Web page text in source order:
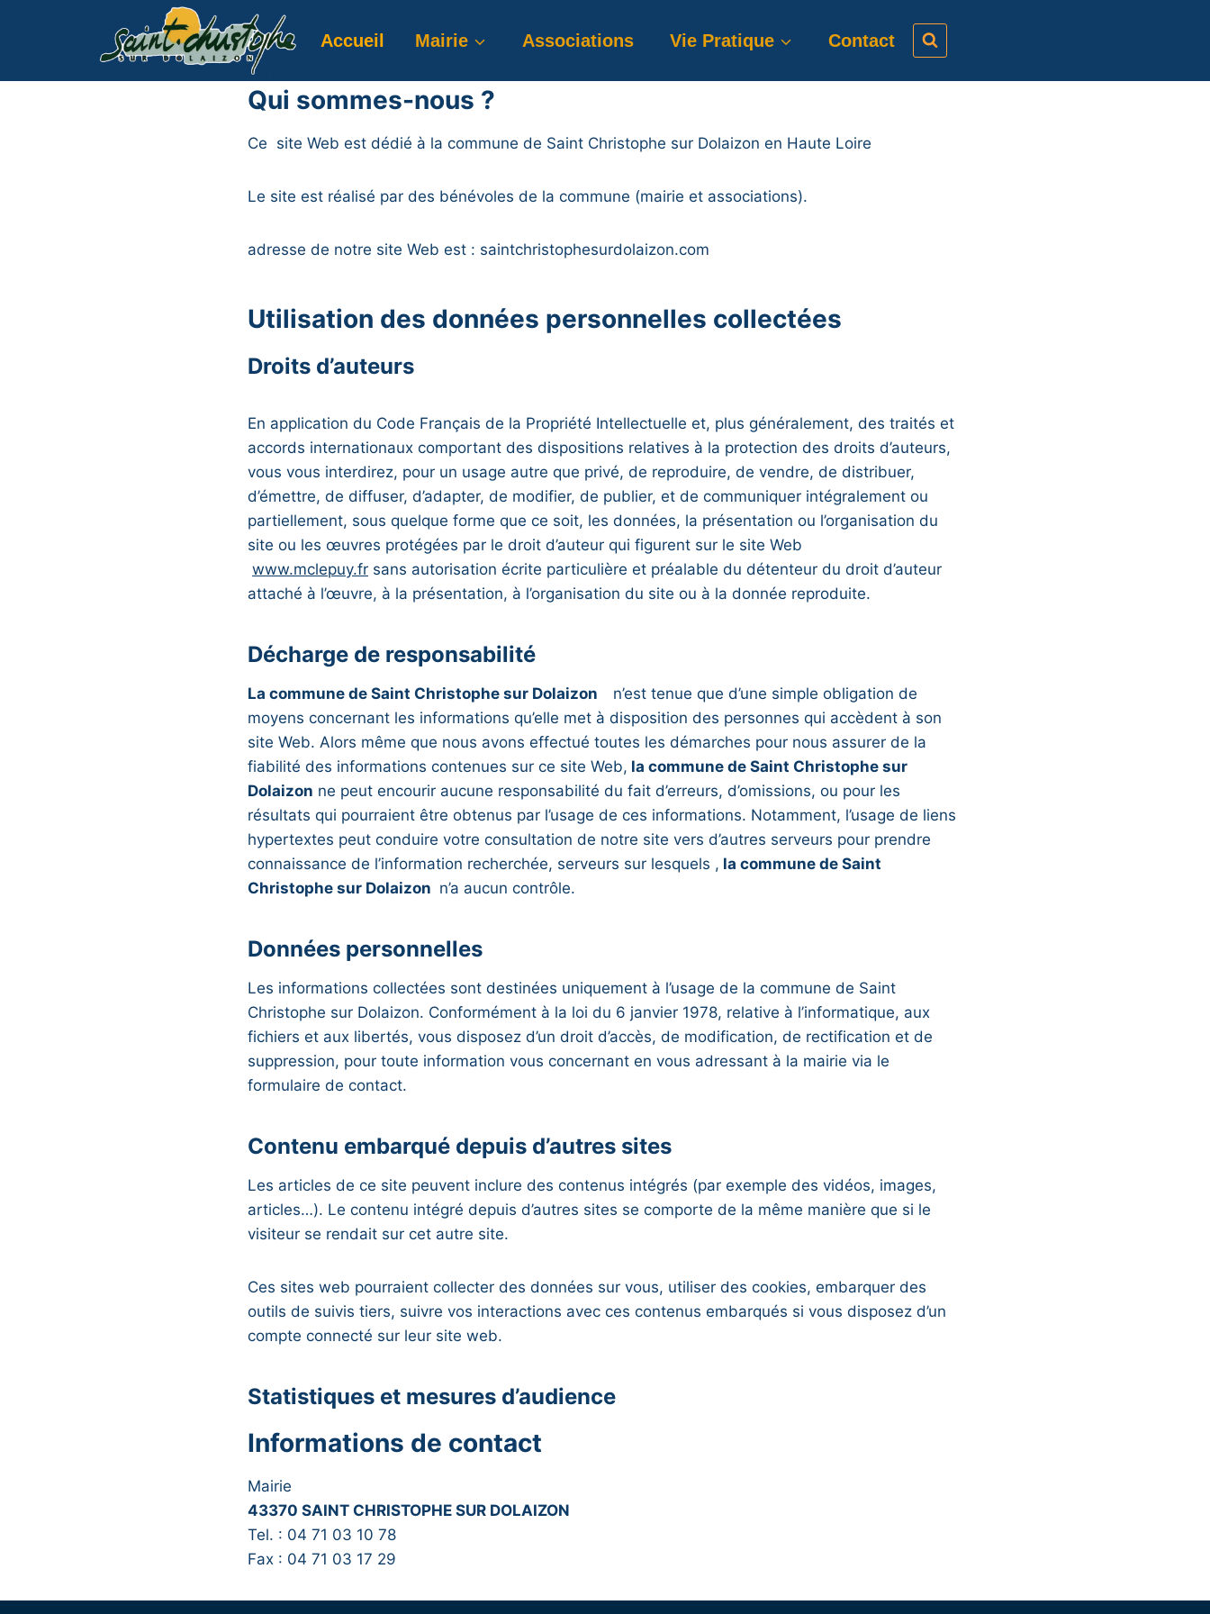
Accueil Mairie Associations Vie Pratique Contact
Qui sommes-nous ?
Ce site Web est dédié à la commune de Saint Christophe sur Dolaizon en Haute Loire
Le site est réalisé par des bénévoles de la commune (mairie et associations).
adresse de notre site Web est : saintchristophesurdolaizon.com
Utilisation des données personnelles collectées
Droits d’auteurs
En application du Code Français de la Propriété Intellectuelle et, plus généralement, des traités et
accords internationaux comportant des dispositions relatives à la protection des droits d’auteurs,
vous vous interdirez, pour un usage autre que privé, de reproduire, de vendre, de distribuer,
d’émettre, de diffuser, d’adapter, de modifier, de publier, et de communiquer intégralement ou
partiellement, sous quelque forme que ce soit, les données, la présentation ou l’organisation du
site ou les œuvres protégées par le droit d’auteur qui figurent sur le site Web
www.mclepuy.fr sans autorisation écrite particulière et préalable du détenteur du droit d’auteur
attaché à l’œuvre, à la présentation, à l’organisation du site ou à la donnée reproduite.
Décharge de responsabilité
La commune de Saint Christophe sur Dolaizon
n’est tenue que d’une simple obligation de
moyens concernant les informations qu’elle met à disposition des personnes qui accèdent à son
site Web. Alors même que nous avons effectué toutes les démarches pour nous assurer de la
fiabilité des informations contenues sur ce site Web, la commune de Saint Christophe sur
Dolaizon ne peut encourir aucune responsabilité du fait d’erreurs, d’omissions, ou pour les
résultats qui pourraient être obtenus par l’usage de ces informations. Notamment, l’usage de liens
hypertextes peut conduire votre consultation de notre site vers d’autres serveurs pour prendre
connaissance de l’information recherchée, serveurs sur lesquels , la commune de Saint
Christophe sur Dolaizon n’a aucun contrôle.
Données personnelles
Les informations collectées sont destinées uniquement à l’usage de la commune de Saint
Christophe sur Dolaizon. Conformément à la loi du 6 janvier 1978, relative à l’informatique, aux
fichiers et aux libertés, vous disposez d’un droit d’accès, de modification, de rectification et de
suppression, pour toute information vous concernant en vous adressant à la mairie via le
formulaire de contact.
Contenu embarqué depuis d’autres sites
Les articles de ce site peuvent inclure des contenus intégrés (par exemple des vidéos, images,
articles…). Le contenu intégré depuis d’autres sites se comporte de la même manière que si le
visiteur se rendait sur cet autre site.
Ces sites web pourraient collecter des données sur vous, utiliser des cookies, embarquer des
outils de suivis tiers, suivre vos interactions avec ces contenus embarqués si vous disposez d’un
compte connecté sur leur site web.
Statistiques et mesures d’audience
Informations de contact
Mairie
43370 SAINT CHRISTOPHE SUR DOLAIZON
Tel. : 04 71 03 10 78
Fax : 04 71 03 17 29